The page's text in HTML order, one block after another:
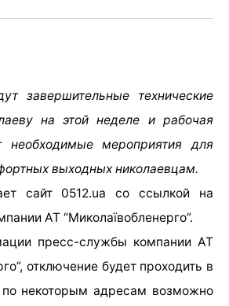
завершительные технические
на этой неделе и рабочая
необходимые мероприятия для
выходных николаевцам.
сайт 0512.ua со ссылкой на
АТ “Миколаївобленерго”.
пресс-службы компании АТ
отключение будет проходить в
по некоторым адресам возможно